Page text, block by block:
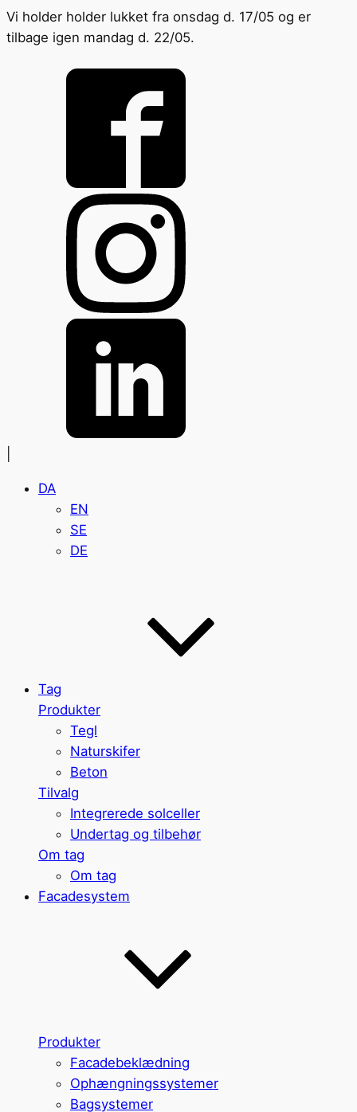
Vi holder holder lukket fra onsdag d. 17/05 og er
tilbage igen mandag d. 22/05.
DA
EN
SE
DE
Tag
Produkter
Tegl
Naturskifer
Beton
Tilvalg
Integrerede solceller
Undertag og tilbehør
Om tag
Om tag
Facadesystem
Produkter
Facadebeklædning
Ophængningssystemer
Bagsystemer